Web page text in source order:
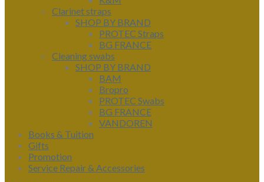
Clarinet straps
SHOP BY BRAND
PROTEC Straps
BG FRANCE
Cleaning swabs
SHOP BY BRAND
BAM
Bropro
PROTEC Swabs
BG FRANCE
VANDOREN
Books & Tuition
Gifts
Promotion
Service Repair & Accessories